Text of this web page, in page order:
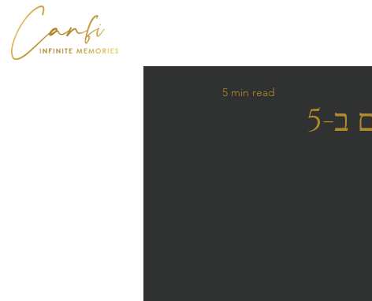
כך תייצרו אינטראקציה עם המצולמים ב-5
5 min read